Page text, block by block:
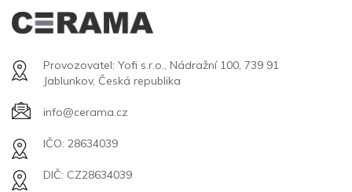
Provozovatel: Yofi s.r.o., Nádražní 100, 739 91
Jablunkov, Česká republika
info@cerama.cz
IČO: 28634039
DIČ: CZ28634039